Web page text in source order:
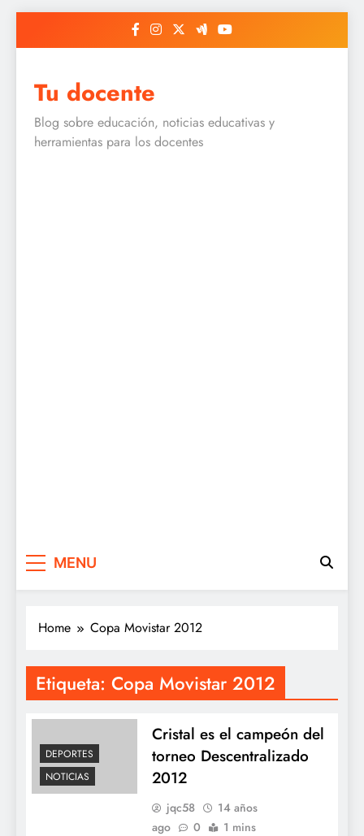
Tu docente
Blog sobre educación, noticias educativas y
herramientas para los docentes
MENU
Home Copa Movistar 2012
Etiqueta: Copa Movistar 2012
DEPORTES
NOTICIAS
Cristal es el campeón del
torneo Descentralizado
2012
jqc58
14 años
ago
0 1 mins